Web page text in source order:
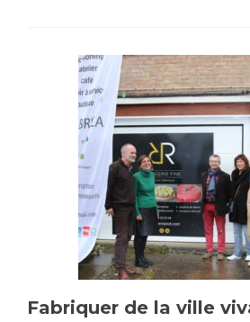
fablab
social
et
digital
Fabriquer de la ville